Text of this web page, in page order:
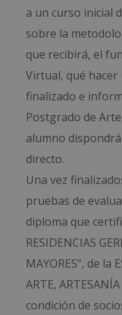
a un curso inicial
sobre la
que recibirá, el
Virtual, qué hacer
finalizado e
Postgrado de
alumno
directo.
Una vez
pruebas de
diploma que
RESIDENCIAS
MAYORES”, de la
ARTE,
condición de